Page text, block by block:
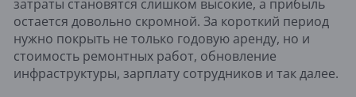
затраты становятся слишком высокие, а прибыль
остается довольно скромной. За короткий период
нужно покрыть не только годовую аренду, но и
стоимость ремонтных работ, обновление
инфраструктуры, зарплату сотрудников и так далее.